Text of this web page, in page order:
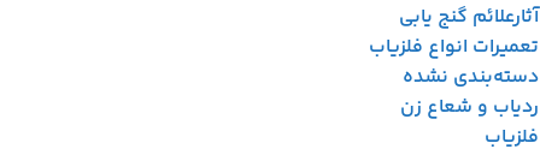
آثارعلائم گنج یابی
تعمیرات انواع فلزیاب
دسته‌بندی نشده
ردیاب و شعاع زن
فلزیاب